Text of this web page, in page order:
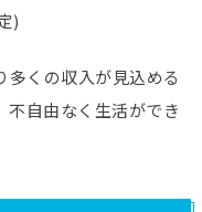
)
くの収入が見込める
不自由なく生活ができ